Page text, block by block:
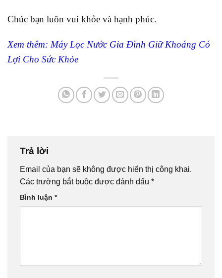
Chúc bạn luôn vui khỏe và hạnh phúc.
Xem thêm: Máy Lọc Nước Gia Đình Giữ Khoáng Có
Lợi Cho Sức Khỏe
Trả lời
Email của bạn sẽ không được hiển thị công khai.
Các trường bắt buộc được đánh dấu *
Bình luận *